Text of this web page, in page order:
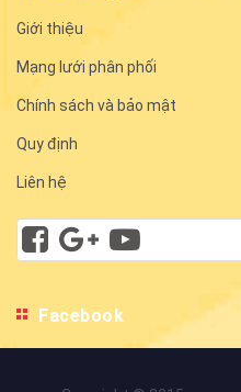
Giới thiệu
Mạng lưới phân phối
Chính sách và bảo mật
Quy định
Liên hệ
Facebook